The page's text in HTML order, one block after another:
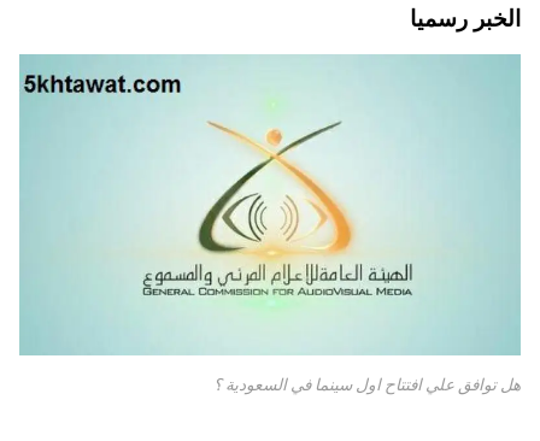
الخبر رسميا
هل توافق علي افتتاح اول سينما في السعودية ؟